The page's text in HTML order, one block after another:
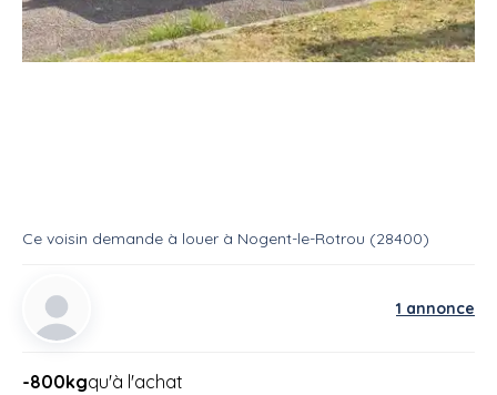
Ce voisin demande à louer à Nogent-le-Rotrou (28400)
1 annonce
-800kgqu'à l'achat